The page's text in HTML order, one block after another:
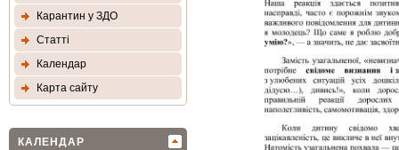
Карантин у ЗДО
Статтi
Календар
Карта сайту
КАЛЕНДАР